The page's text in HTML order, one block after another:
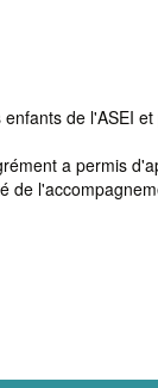
de l'ASEI
a permis
de